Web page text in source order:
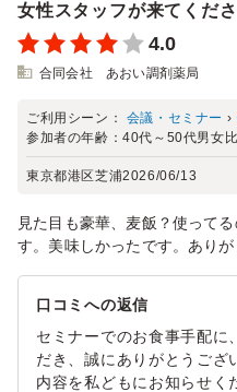
女性スタッフが来てくだ
4.0
合同会社 あおい調剤薬局
ご利用シーン： 会議・セミナー ›
参加者の年齢：40代～50代男女比
東京都港区芝浦2026/06/13
見た目も豪華、麦飯？使って
す。美味しかったです。ありが
口コミへの返信
セミナーでのお食事手配に
だき、誠にありがとうござ
内容を私どもにお知らせく